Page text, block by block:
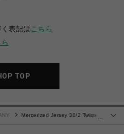
表記は こちら
TOP
Mercerized Jersey 30/2 Twisted